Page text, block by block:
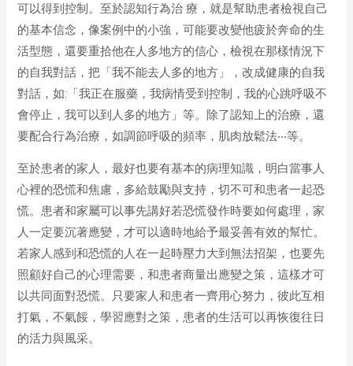
可以得到控制。至於認知行為治 療，就是幫助患者檢視自己
的基本信念，像案例中的小強，可能要改變他疲於奔命的生
活型態，還要重拾他在人多地方的信心，檢視在那樣情況下
的自我對話，把「我不能去人多的地方」，改成健康的自我
對話，如:「我正在服藥，我病情受到控制，我的心跳呼吸不
會停止，我可以到人多的地方」等。除了認知上的治療，還
要配合行為治療，如調節呼吸的頻率，肌肉放鬆法‧‧‧等。
至於患者的家人，最好也要有基本的病理知識，明白當事人
心裡的恐慌和焦慮，多給鼓勵與支持，切不可和患者一起恐
慌。患者和家屬可以事先講好若恐慌發作時要如何處理，家
人一定要沉著應變，才可以適時地給予最妥善有效的幫忙。
若家人感到和恐慌的人在一起時壓力大到無法招架，也要先
照顧好自己的心理需要，和患者商量出應變之策，這樣才可
以共同面對恐慌。只要家人和患者一齊用心努力，彼此互相
打氣，不氣餒，學習應對之策，患者的生活可以再恢復往日
的活力與風采。